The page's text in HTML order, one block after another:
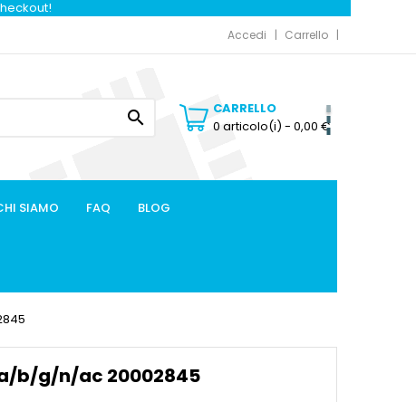
Accedi Carrello

CARRELLO
0 articolo(i) - 0,00 €
SIAMO FAQ BLOG
b/g/n/ac 20002845